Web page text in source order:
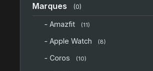
Marques (0)
- Amazfit (11)
- Apple Watch (8)
- Coros (10)